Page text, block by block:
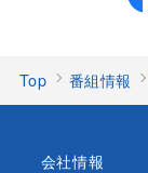
Top 番組情報
会社情報